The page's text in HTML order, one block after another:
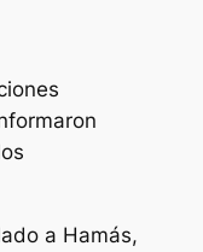
a Hamás,